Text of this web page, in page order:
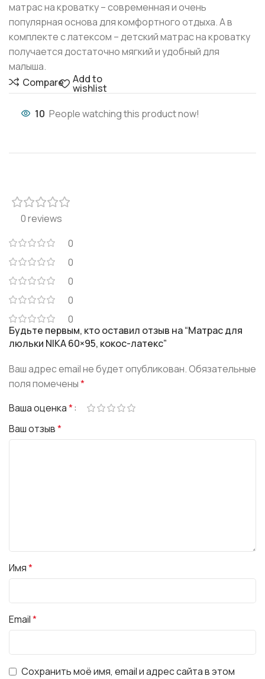
матрас на кроватку – современная и очень
популярная основа для комфортного отдыха. А в
комплекте с латексом – детский матрас на кроватку
получается достаточно мягкий и удобный для
малыша.
Compare
Add to
wishlist
10 People watching this product now!
0 reviews
0
0
0
0
0
Будьте первым, кто оставил отзыв на “Матрас для
люльки NIKA 60×95, кокос-латекс”
Ваш адрес email не будет опубликован.Обязательные
поля помечены*
Ваша оценка*
Ваш отзыв*
Имя*
Email*
Сохранить моё имя, email и адрес сайта в этом